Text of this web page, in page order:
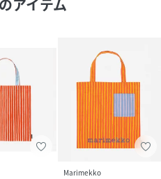
アイテム
Marimekko